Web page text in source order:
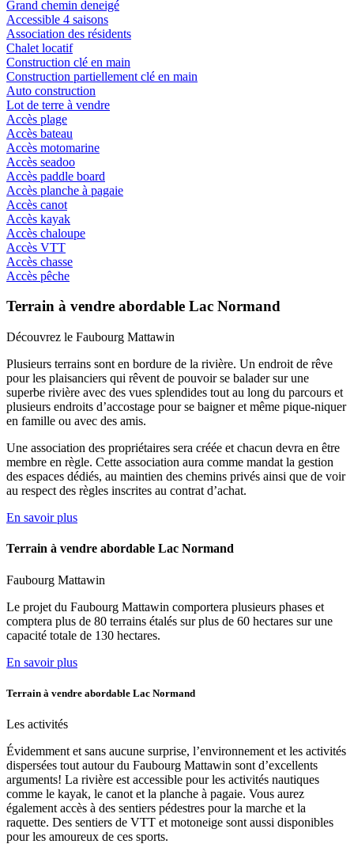
Grand chemin deneigé
Accessible 4 saisons
Association des résidents
Chalet locatif
Construction clé en main
Construction partiellement clé en main
Auto construction
Lot de terre à vendre
Accès plage
Accès bateau
Accès motomarine
Accès seadoo
Accès paddle board
Accès planche à pagaie
Accès canot
Accès kayak
Accès chaloupe
Accès VTT
Accès chasse
Accès pêche
Terrain à vendre abordable Lac Normand
Découvrez le Faubourg Mattawin
Plusieurs terrains sont en bordure de la rivière. Un endroit de rêve
pour les plaisanciers qui rêvent de pouvoir se balader sur une
superbe rivière avec des vues splendides tout au long du parcours et
plusieurs endroits d’accostage pour se baigner et même pique-niquer
en famille ou avec des amis.
Une association des propriétaires sera créée et chacun devra en être
membre en règle. Cette association aura comme mandat la gestion
des espaces dédiés, au maintien des chemins privés ainsi que de voir
au respect des règles inscrites au contrat d’achat.
En savoir plus
Terrain à vendre abordable Lac Normand
Faubourg Mattawin
Le projet du Faubourg Mattawin comportera plusieurs phases et
comptera plus de 80 terrains étalés sur plus de 60 hectares sur une
capacité totale de 130 hectares.
En savoir plus
Terrain à vendre abordable Lac Normand
Les activités
Évidemment et sans aucune surprise, l’environnement et les activités
dispersées tout autour du Faubourg Mattawin sont d’excellents
arguments! La rivière est accessible pour les activités nautiques
comme le kayak, le canot et la planche à pagaie. Vous aurez
également accès à des sentiers pédestres pour la marche et la
raquette. Des sentiers de VTT et motoneige sont aussi disponibles
pour les amoureux de ces sports.